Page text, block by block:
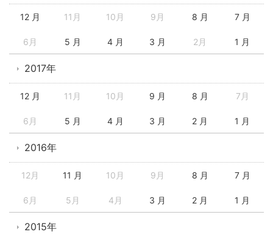
12 月 11月 10月 9月 8 月 7 月
6月 5 月 4 月 3 月 2月 1 月
2017年
12 月 11月 10月 9 月 8 月 7月
6月 5 月 4 月 3 月 2 月 1 月
2016年
12月 11 月 10月 9月 8 月 7 月
6月 5月 4月 3 月 2 月 1 月
2015年